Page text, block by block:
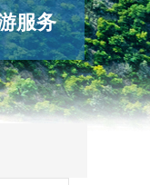
服务